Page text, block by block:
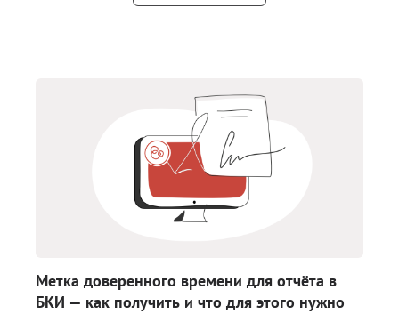
Метка доверенного времени для отчёта в
БКИ — как получить и что для этого нужно